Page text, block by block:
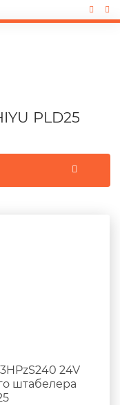
PLD25
24V
штабелера